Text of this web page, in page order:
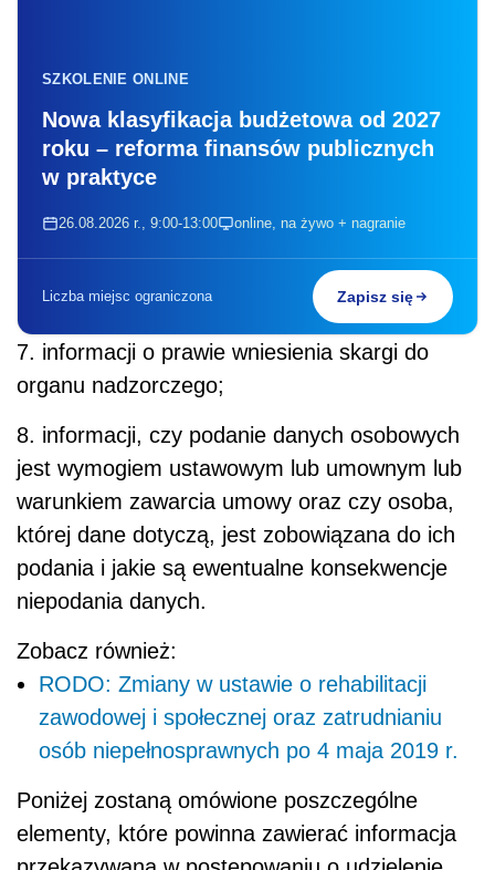
SZKOLENIE ONLINE
Nowa klasyfikacja budżetowa od 2027
roku – reforma finansów publicznych
w praktyce
26.08.2026 r., 9:00-13:00 online, na żywo + nagranie
Liczba miejsc ograniczona Zapisz się
7. informacji o prawie wniesienia skargi do
organu nadzorczego;
8. informacji, czy podanie danych osobowych
jest wymogiem ustawowym lub umownym lub
warunkiem zawarcia umowy oraz czy osoba,
której dane dotyczą, jest zobowiązana do ich
podania i jakie są ewentualne konsekwencje
niepodania danych.
Zobacz również:
RODO: Zmiany w ustawie o rehabilitacji
zawodowej i społecznej oraz zatrudnianiu
osób niepełnosprawnych po 4 maja 2019 r.
Poniżej zostaną omówione poszczególne
elementy, które powinna zawierać informacja